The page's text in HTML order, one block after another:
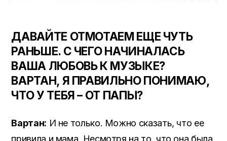
ДАВАЙТЕ ОТМОТАЕМ ЕЩЕ ЧУТЬ
РАНЬШЕ. С ЧЕГО НАЧИНАЛАСЬ
ВАША ЛЮБОВЬ К МУЗЫКЕ?
ВАРТАН, Я ПРАВИЛЬНО ПОНИМАЮ,
ЧТО У ТЕБЯ – ОТ ПАПЫ?
Вартан: И не только. Можно сказать, что ее
привила и мама. Несмотря на то, что она была